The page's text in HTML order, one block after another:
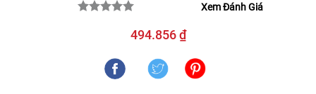
Xem Đánh Giá
494.856 ₫